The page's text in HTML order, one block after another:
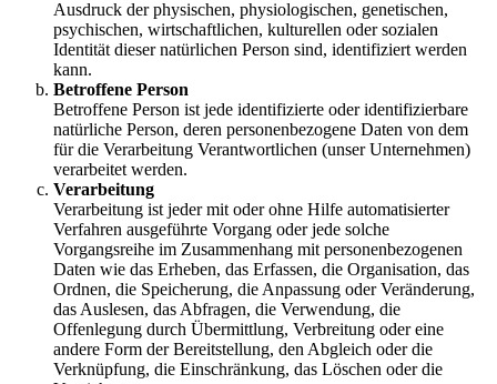
Ausdruck der physischen, physiologischen, genetischen,
psychischen, wirtschaftlichen, kulturellen oder sozialen
Identität dieser natürlichen Person sind, identifiziert werden
kann.
Betroffene Person
Betroffene Person ist jede identifizierte oder identifizierbare
natürliche Person, deren personenbezogene Daten von dem
für die Verarbeitung Verantwortlichen (unser Unternehmen)
verarbeitet werden.
Verarbeitung
Verarbeitung ist jeder mit oder ohne Hilfe automatisierter
Verfahren ausgeführte Vorgang oder jede solche
Vorgangsreihe im Zusammenhang mit personenbezogenen
Daten wie das Erheben, das Erfassen, die Organisation, das
Ordnen, die Speicherung, die Anpassung oder Veränderung,
das Auslesen, das Abfragen, die Verwendung, die
Offenlegung durch Übermittlung, Verbreitung oder eine
andere Form der Bereitstellung, den Abgleich oder die
Verknüpfung, die Einschränkung, das Löschen oder die